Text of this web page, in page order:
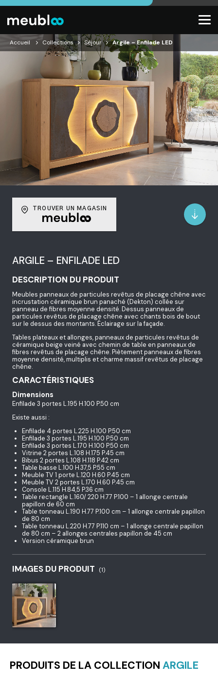
Accueil Collections Séjour Argile – Enfilade LED
TROUVER UN MAGASIN
ARGILE – ENFILADE LED
DESCRIPTION DU PRODUIT
Meubles panneaux de particules revêtus de placage chêne avec
incrustation céramique brun panaché (Dekton) collée sur
panneau de fibres moyenne densité. Dessus panneaux de
particules revêtus de placage chêne avec chants bois de bout
sur le dessus des montants. Éclairage sur la façade.
Tables plateaux et allonges, panneaux de particules revêtus de
céramique beige veiné avec chemin de table en panneaux de
fibres revêtus de placage chêne. Piètement panneaux de fibres
moyenne densité, multiplis et charme massif revêtus de placage
chêne.
CARACTÉRISTIQUES
Dimensions
Enfilade 3 portes L.195 H.100 P.50 cm
Existe aussi :
Enfilade 4 portes L.225 H.100 P.50 cm
Enfilade 3 portes L.195 H.100 P.50 cm
Enfilade 3 portes L.170 H.100 P.50 cm
Vitrine 2 portes L.108 H.175 P.45 cm
Bibus 2 portes L.108 H.118 P.42 cm
Table basse L.100 H.37,5 P.55 cm
Meuble TV 1 porte L.120 H.60 P.45 cm
Meuble TV 2 portes L.170 H.60 P.45 cm
Console L.115 H.84,5 P.36 cm
Table rectangle L.160/ 220 H.77 P.100 – 1 allonge centrale
papillon de 60 cm
Table tonneau L.190 H.77 P.100 cm – 1 allonge centrale papillon
de 80 cm
Table tonneau L.220 H.77 P.110 cm – 1 allonge centrale papillon
de 80 cm – 2 allonges centrales papillon de 45 cm
Version céramique brun
IMAGES DU PRODUIT (1)
PRODUITS DE LA COLLECTION ARGILE